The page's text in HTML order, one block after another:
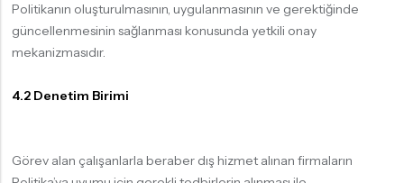
Politikanın oluşturulmasının, uygulanmasının ve gerektiğinde
güncellenmesinin sağlanması konusunda yetkili onay
mekanizmasıdır.
4.2 Denetim Birimi
Görev alan çalışanlarla beraber dış hizmet alınan firmaların